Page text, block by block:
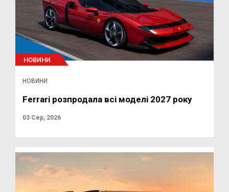
НОВИНИ
НОВИНИ
Ferrari розпродала всі моделі 2027 року
03 Сер, 2026